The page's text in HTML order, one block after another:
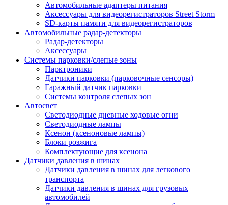
Автомобильные адаптеры питания
Аксессуары для видеорегистраторов Street Storm
SD-карты памяти для видеорегистраторов
Автомобильные радар-детекторы
Радар-детекторы
Аксессуары
Системы парковки/слепые зоны
Парктроники
Датчики парковки (парковочные сенсоры)
Гаражный датчик парковки
Системы контроля слепых зон
Автосвет
Светодиодные дневные ходовые огни
Светодиодные лампы
Ксенон (ксеноновые лампы)
Блоки розжига
Комплектующие для ксенона
Датчики давления в шинах
Датчики давления в шинах для легкового
транспорта
Датчики давления в шинах для грузовых
автомобилей